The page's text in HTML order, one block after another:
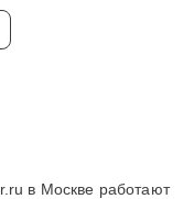
в Москве работают